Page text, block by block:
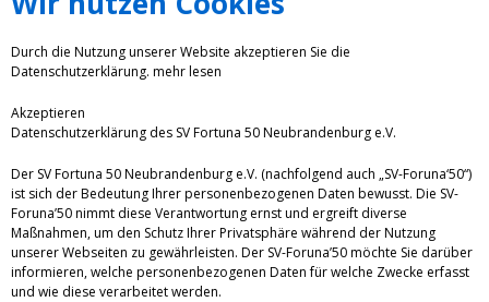
Durch die Nutzung unserer Website akzeptieren Sie die
Datenschutzerklärung. mehr lesen
Akzeptieren
Datenschutzerklärung des SV Fortuna 50 Neubrandenburg e.V.
Der SV Fortuna 50 Neubrandenburg e.V. (nachfolgend auch „SV-Foruna‘50“)
ist sich der Bedeutung Ihrer personenbezogenen Daten bewusst. Die SV-
Foruna’50 nimmt diese Verantwortung ernst und ergreift diverse
Maßnahmen, um den Schutz Ihrer Privatsphäre während der Nutzung
unserer Webseiten zu gewährleisten. Der SV-Foruna’50 möchte Sie darüber
informieren, welche personenbezogenen Daten für welche Zwecke erfasst
und wie diese verarbeitet werden.